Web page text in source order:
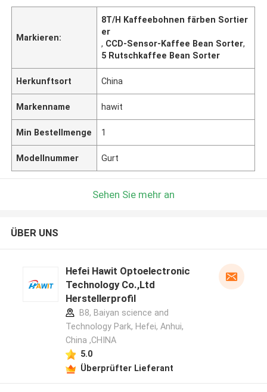
Markieren:
8T/H Kaffeebohnen färben Sortier
er
, CCD-Sensor-Kaffee Bean Sorter,
5 Rutschkaffee Bean Sorter
Herkunftsort China
Markenname hawit
Min Bestellmenge 1
Modellnummer Gurt
Sehen Sie mehr an
ÜBER UNS
Hefei Hawit Optoelectronic
Technology Co.,Ltd
Herstellerprofil
B8, Baiyan science and
Technology Park, Hefei, Anhui,
China ,CHINA
5.0
Überprüfter Lieferant